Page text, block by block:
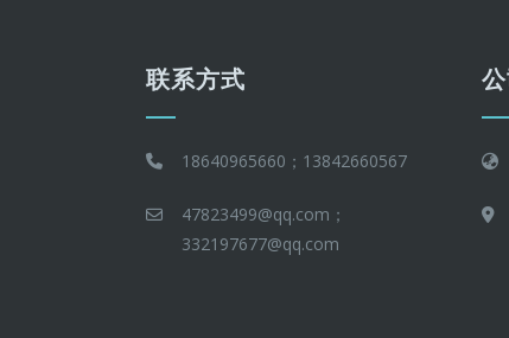
联系方式
18640965660；13842660567
47823499@qq.com；
332197677@qq.com